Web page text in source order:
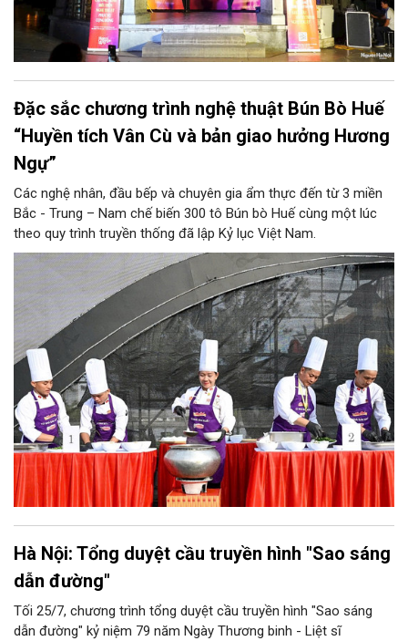
Đặc sắc chương trình nghệ thuật Bún Bò Huế
“Huyền tích Vân Cù và bản giao hưởng Hương
Ngự”
Các nghệ nhân, đầu bếp và chuyên gia ẩm thực đến từ 3 miền
Bắc - Trung – Nam chế biến 300 tô Bún bò Huế cùng một lúc
theo quy trình truyền thống đã lập Kỷ lục Việt Nam.
Hà Nội: Tổng duyệt cầu truyền hình "Sao sáng
dẫn đường"
Tối 25/7, chương trình tổng duyệt cầu truyền hình "Sao sáng
dẫn đường" kỷ niệm 79 năm Ngày Thương binh - Liệt sĩ